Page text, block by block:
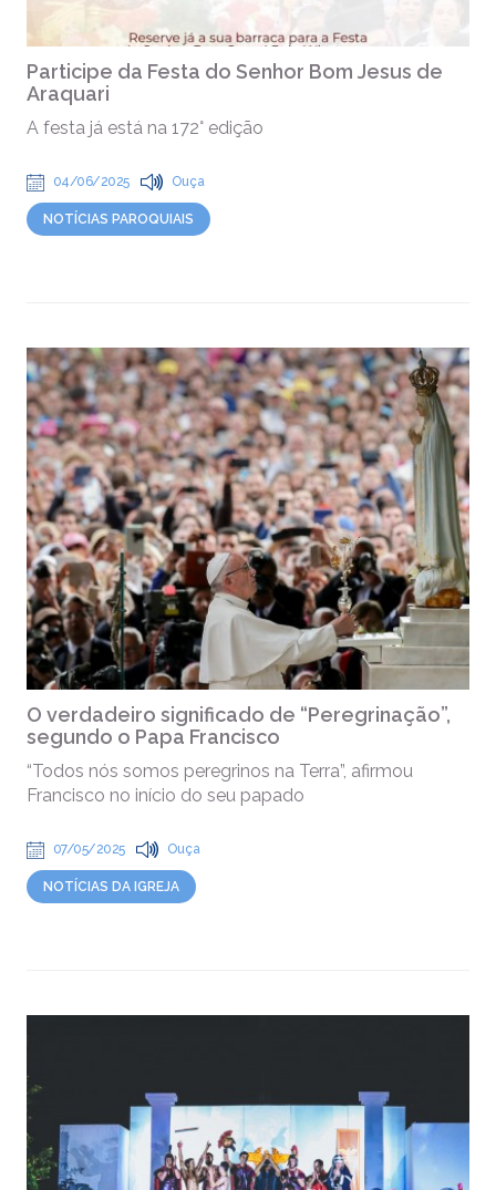
Participe da Festa do Senhor Bom Jesus de
Araquari
A festa já está na 172° edição
04/06/2025 Ouça
NOTÍCIAS PAROQUIAIS
O verdadeiro significado de “Peregrinação”,
segundo o Papa Francisco
“Todos nós somos peregrinos na Terra”, afirmou
Francisco no início do seu papado
07/05/2025 Ouça
NOTÍCIAS DA IGREJA